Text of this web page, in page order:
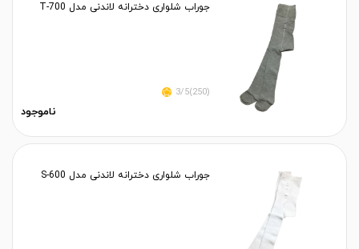
جوراب شلواری دخترانه لاندنی مدل T-700
(250)3/5
ناموجود
جوراب شلواری دخترانه لاندنی مدل S-600